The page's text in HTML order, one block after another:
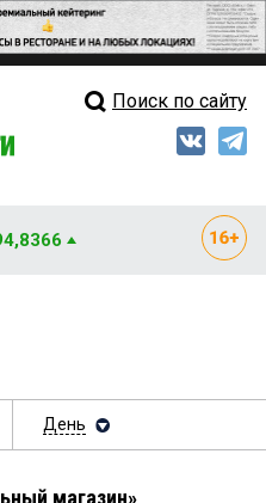
Свежий выпуск
Блоги
Поиск по сайту
День
магазин»